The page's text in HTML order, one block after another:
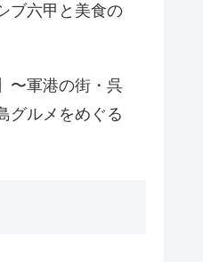
ブ六甲と美食の
〜軍港の街・呉
グルメをめぐる